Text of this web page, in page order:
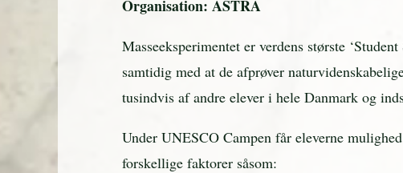
Organisation: ASTRA
Masseeksperimentet er verdens største
samtidig med at de afprøver
tusindvis af andre elever i hele Danmark og
Under UNESCO Campen får eleverne
forskellige faktorer såsom: